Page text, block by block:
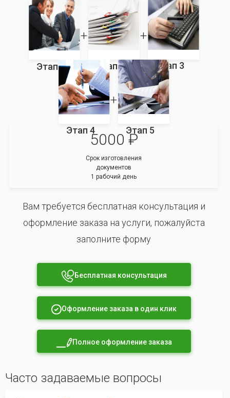
Этап 1 Этап 2 Этап 3
Этап 4 Этап 5
5000 ₽
Срок изготовления
документов
1 рабочий день
Вам требуется бесплатная консультация и
оформление заказа на услуги, пожалуйста
заполните форму
Бесплатная консультация
Оформление заказа в один клик
Полное оформление заказа
Часто задаваемые вопросы